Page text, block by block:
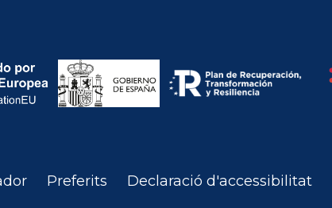
Preferits Declaració d'accessibilitat